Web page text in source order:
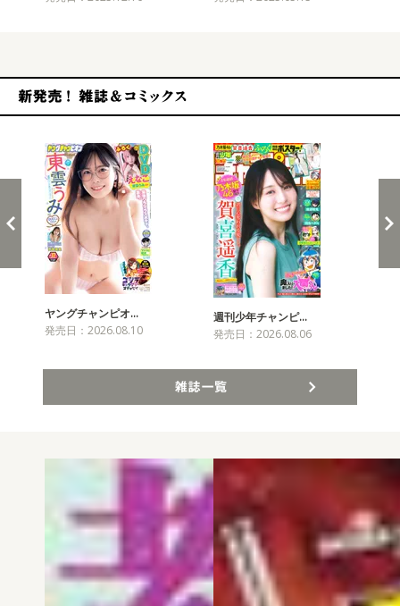
ヤングチャンピオ…
発売日：2026.08.10
週刊少年チャンピ…
発売日：2026.08.06